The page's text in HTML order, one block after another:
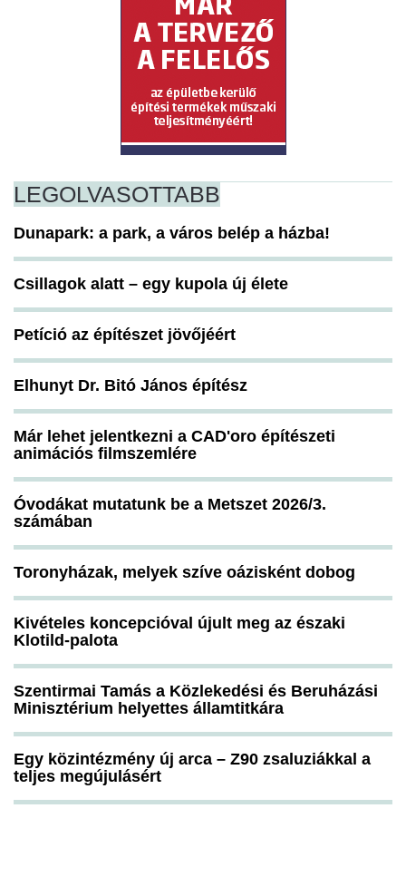
LEGOLVASOTTABB
Dunapark: a park, a város belép a házba!
Csillagok alatt – egy kupola új élete
Petíció az építészet jövőjéért
Elhunyt Dr. Bitó János építész
Már lehet jelentkezni a CAD'oro építészeti
animációs filmszemlére
Óvodákat mutatunk be a Metszet 2026/3.
számában
Toronyházak, melyek szíve oázisként dobog
Kivételes koncepcióval újult meg az északi
Klotild-palota
Szentirmai Tamás a Közlekedési és Beruházási
Minisztérium helyettes államtitkára
Egy közintézmény új arca – Z90 zsaluziákkal a
teljes megújulásért